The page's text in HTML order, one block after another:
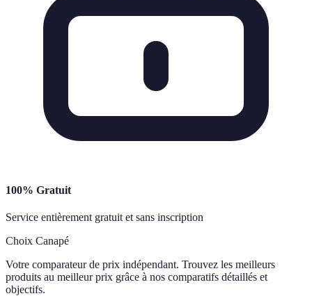
100% Gratuit
Service entièrement gratuit et sans inscription
Choix Canapé
Votre comparateur de prix indépendant. Trouvez les meilleurs
produits au meilleur prix grâce à nos comparatifs détaillés et
objectifs.